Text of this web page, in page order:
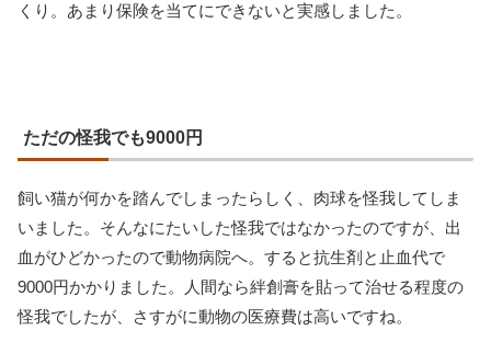
くり。あまり保険を当てにできないと実感しました。
ただの怪我でも9000円
飼い猫が何かを踏んでしまったらしく、肉球を怪我してしま
いました。そんなにたいした怪我ではなかったのですが、出
血がひどかったので動物病院へ。すると抗生剤と止血代で
9000円かかりました。人間なら絆創膏を貼って治せる程度の
怪我でしたが、さすがに動物の医療費は高いですね。